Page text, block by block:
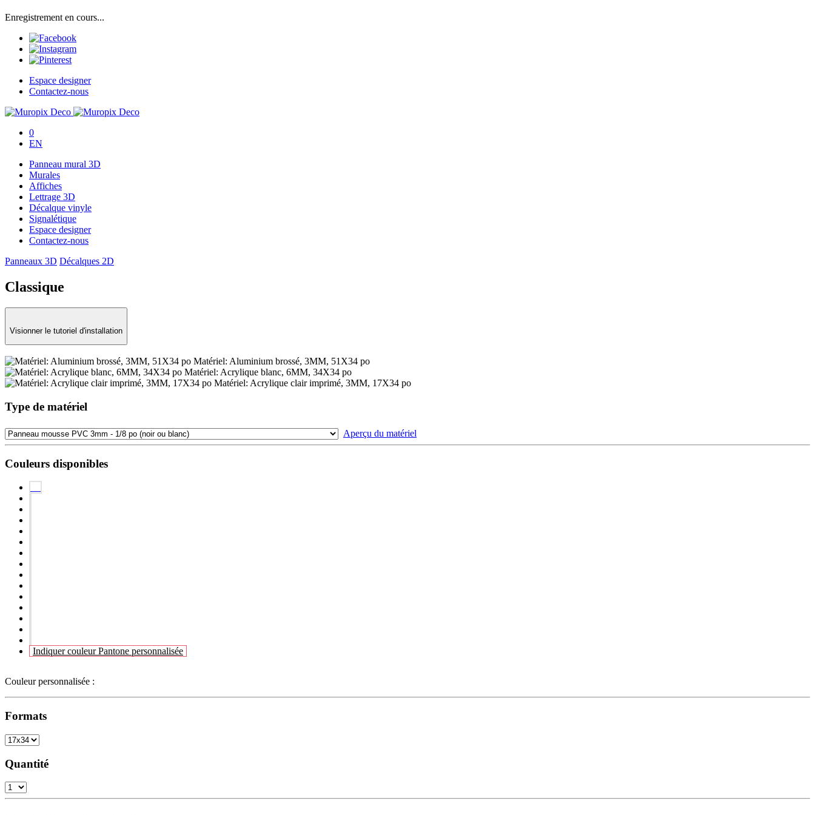
Enregistrement en cours...
Espace designer
Contactez-nous
0
EN
Panneau mural 3D
Murales
Affiches
Lettrage 3D
Décalque vinyle
Signalétique
Espace designer
Contactez-nous
Panneaux 3D Décalques 2D
Classique
Visionner le tutoriel d'installation
Matériel: Aluminium brossé, 3MM, 51X34 po
Matériel: Acrylique blanc, 6MM, 34X34 po
Matériel: Acrylique clair imprimé, 3MM, 17X34 po
Type de matériel
Aperçu du matériel
Couleurs disponibles
Indiquer couleur Pantone personnalisée
Couleur personnalisée :
Formats
Quantité